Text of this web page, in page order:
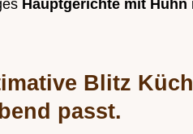
Hauptgerichte mit Huhn
Blitz
passt.